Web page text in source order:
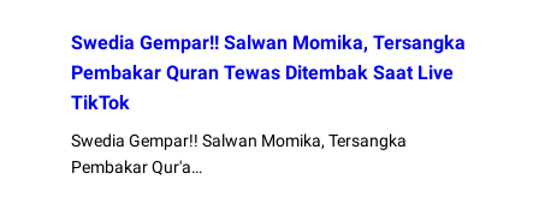
Swedia Gempar!! Salwan Momika, Tersangka
Pembakar Quran Tewas Ditembak Saat Live
TikTok
Swedia Gempar!! Salwan Momika, Tersangka
Pembakar Qur'a…